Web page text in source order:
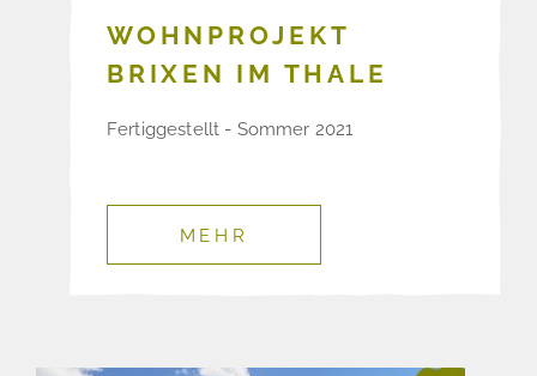
WOHNPROJEKT
BRIXEN IM THALE
Fertiggestellt - Sommer 2021
MEHR